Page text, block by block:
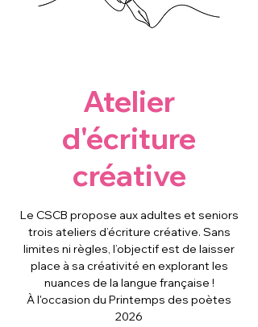
Atelier
d'écriture
créative
Le CSCB propose aux adultes et seniors
trois ateliers d’écriture créative. Sans
limites ni règles, l’objectif est de laisser
place à sa créativité en explorant les
nuances de la langue française !
À l'occasion du Printemps des poètes
2026